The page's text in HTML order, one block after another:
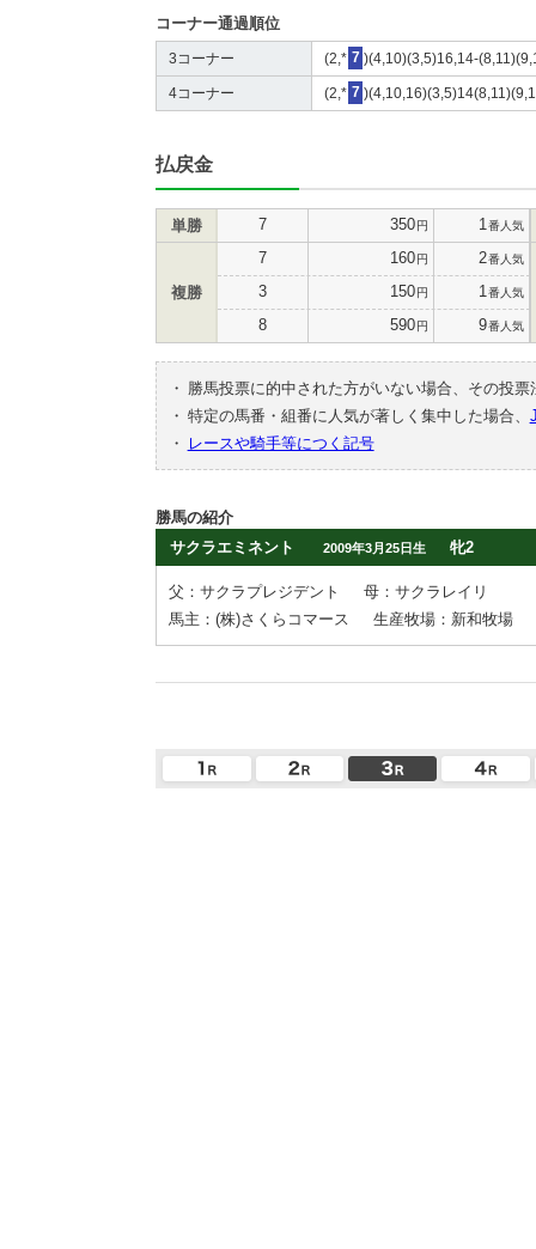
コーナー通過順位
3コーナー (2,* 7 )(4,10)(3,5)16,14-
4コーナー (2,* 7
払戻金
単勝 7 350円 1 番人気
複勝
7 160円 2番人気
3 150円 1 番人気
8 590円 9番人気
・
勝馬投票に的中された方がいない場合、その投
・ 特定の馬番・組番に人気が著しく集中した場合、
・
レースや騎手等につく記号
勝馬の紹介
サクラエミネント
2009年3月25日生 牝2
父：サクラプレジデント
母：サクラレイリ
馬主：(株)さくらコマース
生産牧場：新和牧場